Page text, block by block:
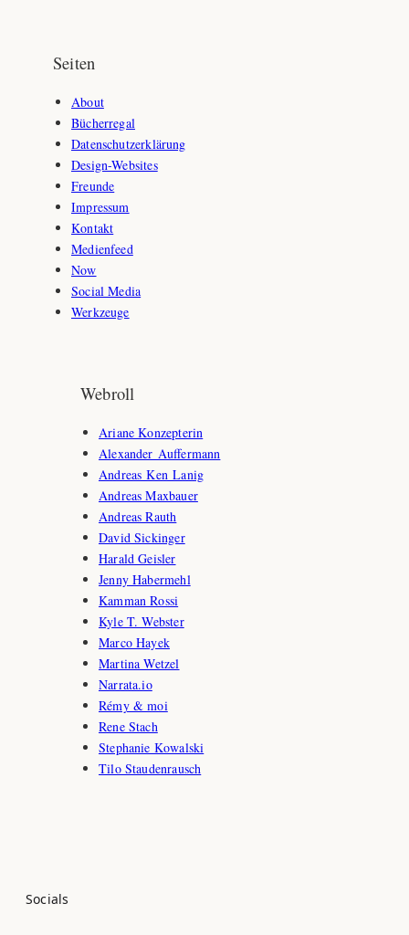
Seiten
About
Bücherregal
Datenschutzerklärung
Design-Websites
Freunde
Impressum
Kontakt
Medienfeed
Now
Social Media
Werkzeuge
Webroll
Ariane Konzepterin
Alexander Auffermann
Andreas Ken Lanig
Andreas Maxbauer
Andreas Rauth
David Sickinger
Harald Geisler
Jenny Habermehl
Kamman Rossi
Kyle T. Webster
Marco Hayek
Martina Wetzel
Narrata.io
Rémy & moi
Rene Stach
Stephanie Kowalski
Tilo Staudenrausch
Socials